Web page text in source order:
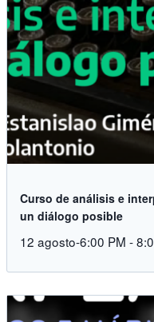
Curso de análisis e
un diálogo posible
12 agosto-6:00 PM -